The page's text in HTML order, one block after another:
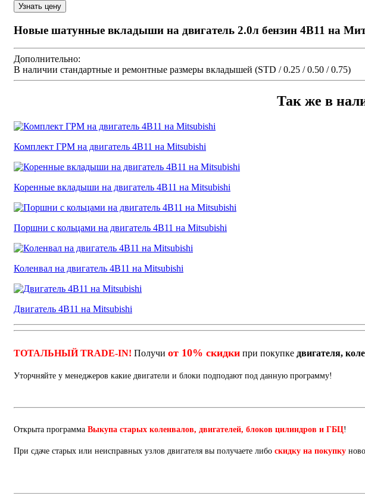
Новые шатунные вкладыши на двигатель 2.0л бензин 4B11 на
Дополнительно:
В наличии стандартные и ремонтные размеры вкладышей (STD / 0.25 / 0.50 / 0.75)
Так же в
Комплект ГРМ на двигатель 4B11 на Mitsubishi
Коренные вкладыши на двигатель 4B11 на Mitsubishi
Поршни с кольцами на двигатель 4B11 на Mitsubishi
Коленвал на двигатель 4B11 на Mitsubishi
Двигатель 4B11 на Mitsubishi
ТОТАЛЬНЫЙ TRADE-IN! Получи от 10% скидки при покупке двигателя,
Уторчняйте у менеджеров какие двигатели и блоки подподают под данную программу!
Открыта программа Выкупа старых коленвалов, двигателей, блоков цилиндров и ГБЦ!
При сдаче старых или неисправных узлов двигателя вы получаете либо скидку на покупку